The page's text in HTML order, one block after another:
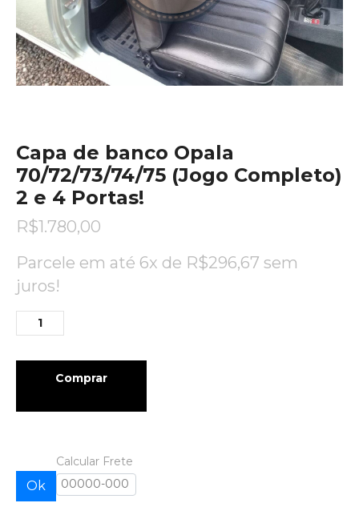
Capa de banco Opala
70/72/73/74/75 (Jogo Completo)
2 e 4 Portas!
R$1.780,00
Parcele em até 6x de R$296,67 sem
juros!
Comprar
Calcular Frete
Ok